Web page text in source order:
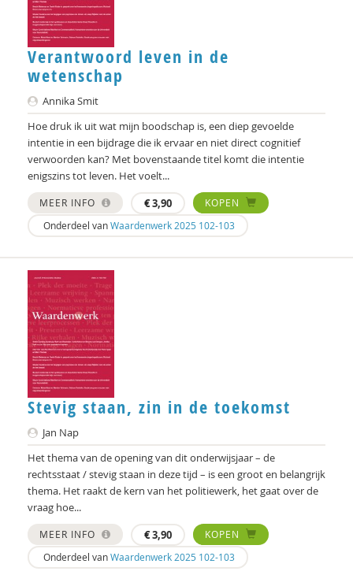
Robert van Putten
Denise Robbesom
Peter Rombouts
Bart van Rosmalen
Joke van Saane
Wouter Schenke
Martien Schreurs
Annika Smit
Barbara van der Steen
Fernando Suárez Müller
Caroline Suransky
Ben van den Brand
Peter van Hekke
Margret van Paassen
Ben van Remmerden
Jacco van Uden
Eric van der Vet
Verantwoord leven in de
wetenschap
Annika Smit
Hoe druk ik uit wat mijn boodschap is, een diep gevoelde
intentie in een bijdrage die ik ervaar en niet direct cognitief
verwoorden kan? Met bovenstaande titel komt die intentie
enigszins tot leven. Het voelt...
MEER INFO €3,90
KOPEN
Onderdeel vanWaardenwerk 2025 102-103
Stevig staan, zin in de toekomst
Jan Nap
Het thema van de opening van dit onderwijsjaar – de
rechtsstaat / stevig staan in deze tijd – is een groot en belangrijk
thema. Het raakt de kern van het politiewerk, het gaat over de
vraag hoe...
MEER INFO €3,90
KOPEN
Onderdeel vanWaardenwerk 2025 102-103